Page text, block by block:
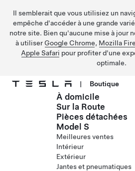
Il semblerait que vous utilisiez un
empêche d'accéder à une grande
notre site. Bien qu'aucune mise à jour
à utiliser Google Chrome, Mozilla
Apple Safari pour profiter d'une
optimale.
Passer au contenu principal
| Boutique
À domicile
Sur la Route
Pièces détachées
Model S
Meilleures ventes
Intérieur
Extérieur
Jantes et pneumatiques